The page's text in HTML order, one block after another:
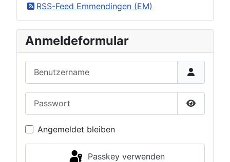
RSS-Feed Emmendingen (EM)
Anmeldeformular
Passwort
Angemeldet bleiben
Passkey verwenden